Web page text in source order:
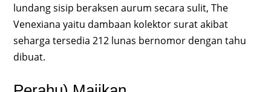
lundang sisip beraksen aurum secara sulit, The
Venexiana yaitu dambaan kolektor surat akibat
seharga tersedia 212 lunas bernomor dengan tahu
dibuat.